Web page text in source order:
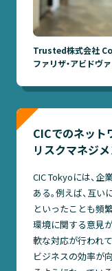
Trusted株式会社
ファリザ・アビドヴァ
CICでのネット
リスクマネジ
CIC Tokyoには、
ある。例えば、互
といったことも頻
環境に関する意見
軟な対応が行われ
ビジネスの効率が